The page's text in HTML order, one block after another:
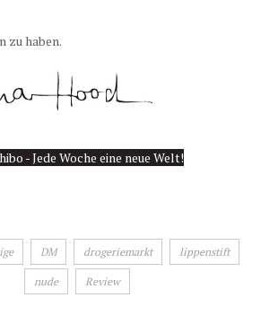
zu haben.
DM drogeriemarkt lippenstift
nude Review